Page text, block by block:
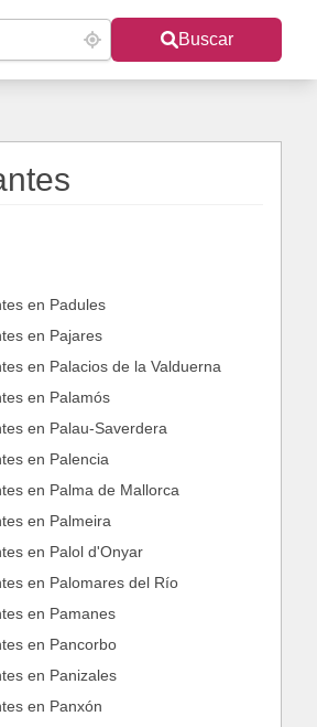
Buscar
en Padules
en Pajares
en Palacios de la Valduerna
en Palamós
en Palau-Saverdera
en Palencia
en Palma de Mallorca
en Palmeira
en Palol d'Onyar
en Palomares del Río
en Pamanes
en Pancorbo
en Panizales
en Panxón